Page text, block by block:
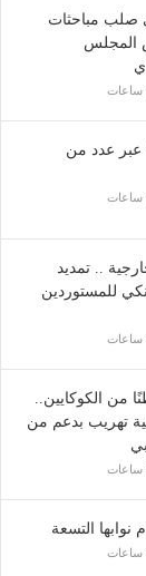
صلب مباحثات
المجلس
حريقا عبر عدد من
.. تمديد
للمستوردين
موقوفًا و21 طنًا من الكوكايين..
تهريب بدعم من
التسعة